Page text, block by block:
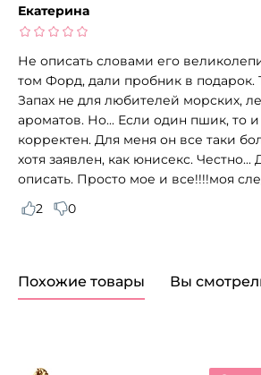
Екатерина
Не описать словами его
том Форд, дали пробник в подарок.
Запах не для любителей морских,
ароматов. Но... Если один пшик, то
корректен. Для меня он все таки
хотя заявлен, как юнисекс.
описать. Просто мое и все!!!!моя
2
0
Похожие товары Вы